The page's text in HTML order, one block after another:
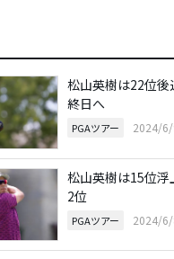
松山英樹は22位
終日へ
PGAツアー 2024/6/
松山英樹は15位
2位
PGAツアー 2024/6/